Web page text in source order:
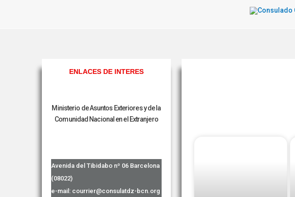
ENLACES DE INTERES
Ministerio de Asuntos Exteriores y de la
Comunidad Nacional en el Extranjero
Avenida del Tibidabo nº 06 Barcelona
(08022)
e-mail: courrier@consulatdz-bcn.org